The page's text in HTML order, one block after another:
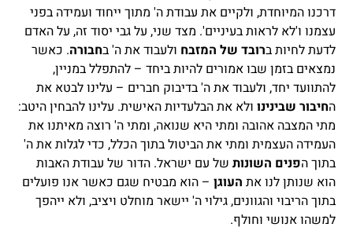
דרכנו המיוחדת, ולקיים את עבודת ה' מתוך ייחוד ועמידה בפני
עצמנו ו'לא לראות בעיניים'. מצד שני, על גבי יסוד זה, על האדם
לדעת לחיות ברובד של המזבח ולעבוד את ה' בחבורה. כאשר
נמצאים בזמן שבו אמורים להיות ביחד – להתפלל במניין,
להתוועד יחד, ולעבוד את ה' בדיבוק חברים – עלינו לבטא את
החיבור שבינינו ולא את הבלעדיות האישית. עלינו להבחין היטב:
מתי המצבה אהובה ומתי היא שנואה, ומתי ה' רוצה מאיתנו את
העמידה העצמית ומתי את הביטול בתוך הכלל, כדי לגלות את ה'
בתוך הפנים השונות של עם ישראל. הדור של עבודת האבות
הוא שנותן לנו את העוגן – הוא מבטיח שגם כאשר אנו פועלים
בתוך הריבוי והגוונים, גילוי ה' יישאר מוחלט ויציב, ולא ייהפך
למשהו אנושי וחולף.